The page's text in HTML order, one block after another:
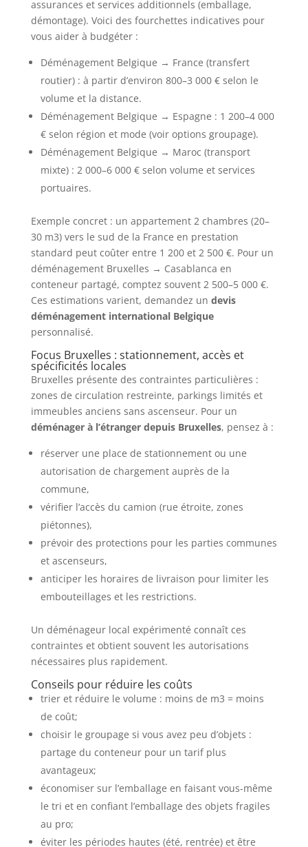
assurances et services additionnels (emballage,
démontage). Voici des fourchettes indicatives pour
vous aider à budgéter :
Déménagement Belgique → France (transfert
routier) : à partir d’environ 800–3 000 € selon le
volume et la distance.
Déménagement Belgique → Espagne : 1 200–4 000
€ selon région et mode (voir options groupage).
Déménagement Belgique → Maroc (transport
mixte) : 2 000–6 000 € selon volume et services
portuaires.
Exemple concret : un appartement 2 chambres (20–
30 m3) vers le sud de la France en prestation
standard peut coûter entre 1 200 et 2 500 €. Pour un
déménagement Bruxelles → Casablanca en
conteneur partagé, comptez souvent 2 500–5 000 €.
Ces estimations varient, demandez un devis
déménagement international Belgique
personnalisé.
Focus Bruxelles : stationnement, accès et
spécificités locales
Bruxelles présente des contraintes particulières :
zones de circulation restreinte, parkings limités et
immeubles anciens sans ascenseur. Pour un
déménager à l’étranger depuis Bruxelles, pensez à :
réserver une place de stationnement ou une
autorisation de chargement auprès de la
commune,
vérifier l’accès du camion (rue étroite, zones
piétonnes),
prévoir des protections pour les parties communes
et ascenseurs,
anticiper les horaires de livraison pour limiter les
embouteillages et les restrictions.
Un déménageur local expérimenté connaît ces
contraintes et obtient souvent les autorisations
nécessaires plus rapidement.
Conseils pour réduire les coûts
trier et réduire le volume : moins de m3 = moins
de coût;
choisir le groupage si vous avez peu d’objets :
partage du conteneur pour un tarif plus
avantageux;
économiser sur l’emballage en faisant vous-même
le tri et en confiant l’emballage des objets fragiles
au pro;
éviter les périodes hautes (été, rentrée) et être